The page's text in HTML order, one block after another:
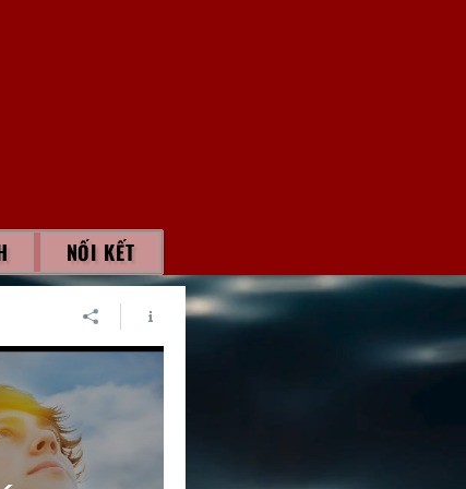
NỐI KẾT